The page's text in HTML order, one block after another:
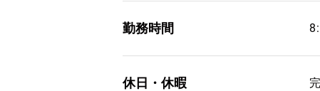
勤務時間
休日・休暇